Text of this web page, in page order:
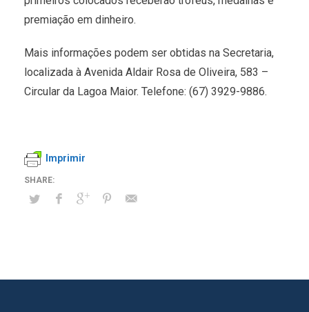
premiação em dinheiro.
Mais informações podem ser obtidas na Secretaria,
localizada à Avenida Aldair Rosa de Oliveira, 583 –
Circular da Lagoa Maior. Telefone: (67) 3929-9886.
Imprimir